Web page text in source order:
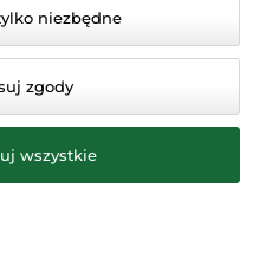
prawa zastrzeżone.
niezbędne
zgody
wszystkie